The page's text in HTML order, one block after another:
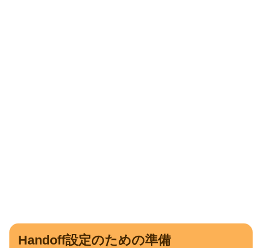
Handoff設定のための準備